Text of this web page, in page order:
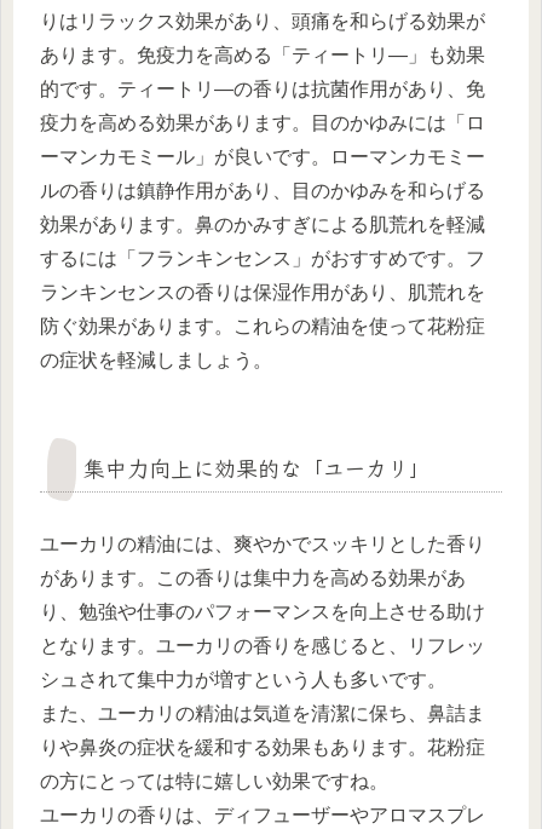
りはリラックス効果があり、頭痛を和らげる効果が
あります。免疫力を高める「ティートリ―」も効果
的です。ティートリ―の香りは抗菌作用があり、免
疫力を高める効果があります。目のかゆみには「ロ
ーマンカモミール」が良いです。ローマンカモミー
ルの香りは鎮静作用があり、目のかゆみを和らげる
効果があります。鼻のかみすぎによる肌荒れを軽減
するには「フランキンセンス」がおすすめです。フ
ランキンセンスの香りは保湿作用があり、肌荒れを
防ぐ効果があります。これらの精油を使って花粉症
の症状を軽減しましょう。
集中力向上に効果的な「ユーカリ」
ユーカリの精油には、爽やかでスッキリとした香り
があります。この香りは集中力を高める効果があ
り、勉強や仕事のパフォーマンスを向上させる助け
となります。ユーカリの香りを感じると、リフレッ
シュされて集中力が増すという人も多いです。
また、ユーカリの精油は気道を清潔に保ち、鼻詰ま
りや鼻炎の症状を緩和する効果もあります。花粉症
の方にとっては特に嬉しい効果ですね。
ユーカリの香りは、ディフューザーやアロマスプレ